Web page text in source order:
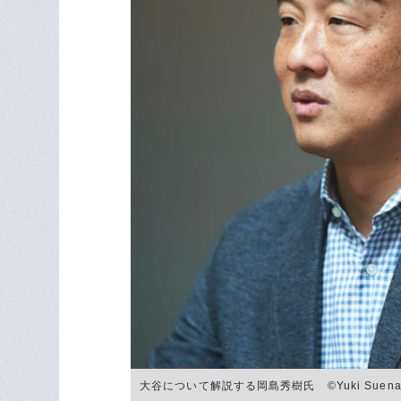
大谷について解説する岡島秀樹氏 ©︎Yuki